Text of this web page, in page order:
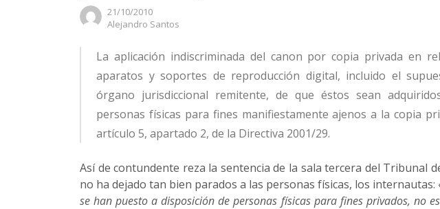
21/10/2010
Author
Alejandro Santos
La aplicación indiscriminada del canon por copia privada en
aparatos y soportes de reproducción digital, incluido el
órgano jurisdiccional remitente, de que éstos sean
personas físicas para fines manifiestamente ajenos a la copia
artículo 5, apartado 2, de la Directiva 2001/29.
Así de contundente reza la sentencia de la sala tercera del Tribunal
no ha dejado tan bien parados a las personas físicas, los internautas:
se han puesto a disposición de personas físicas para fines privados, no